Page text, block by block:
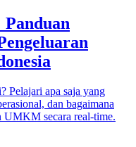
Pelajari apa saja yang
dan bagaimana
UMKM secara real-time.